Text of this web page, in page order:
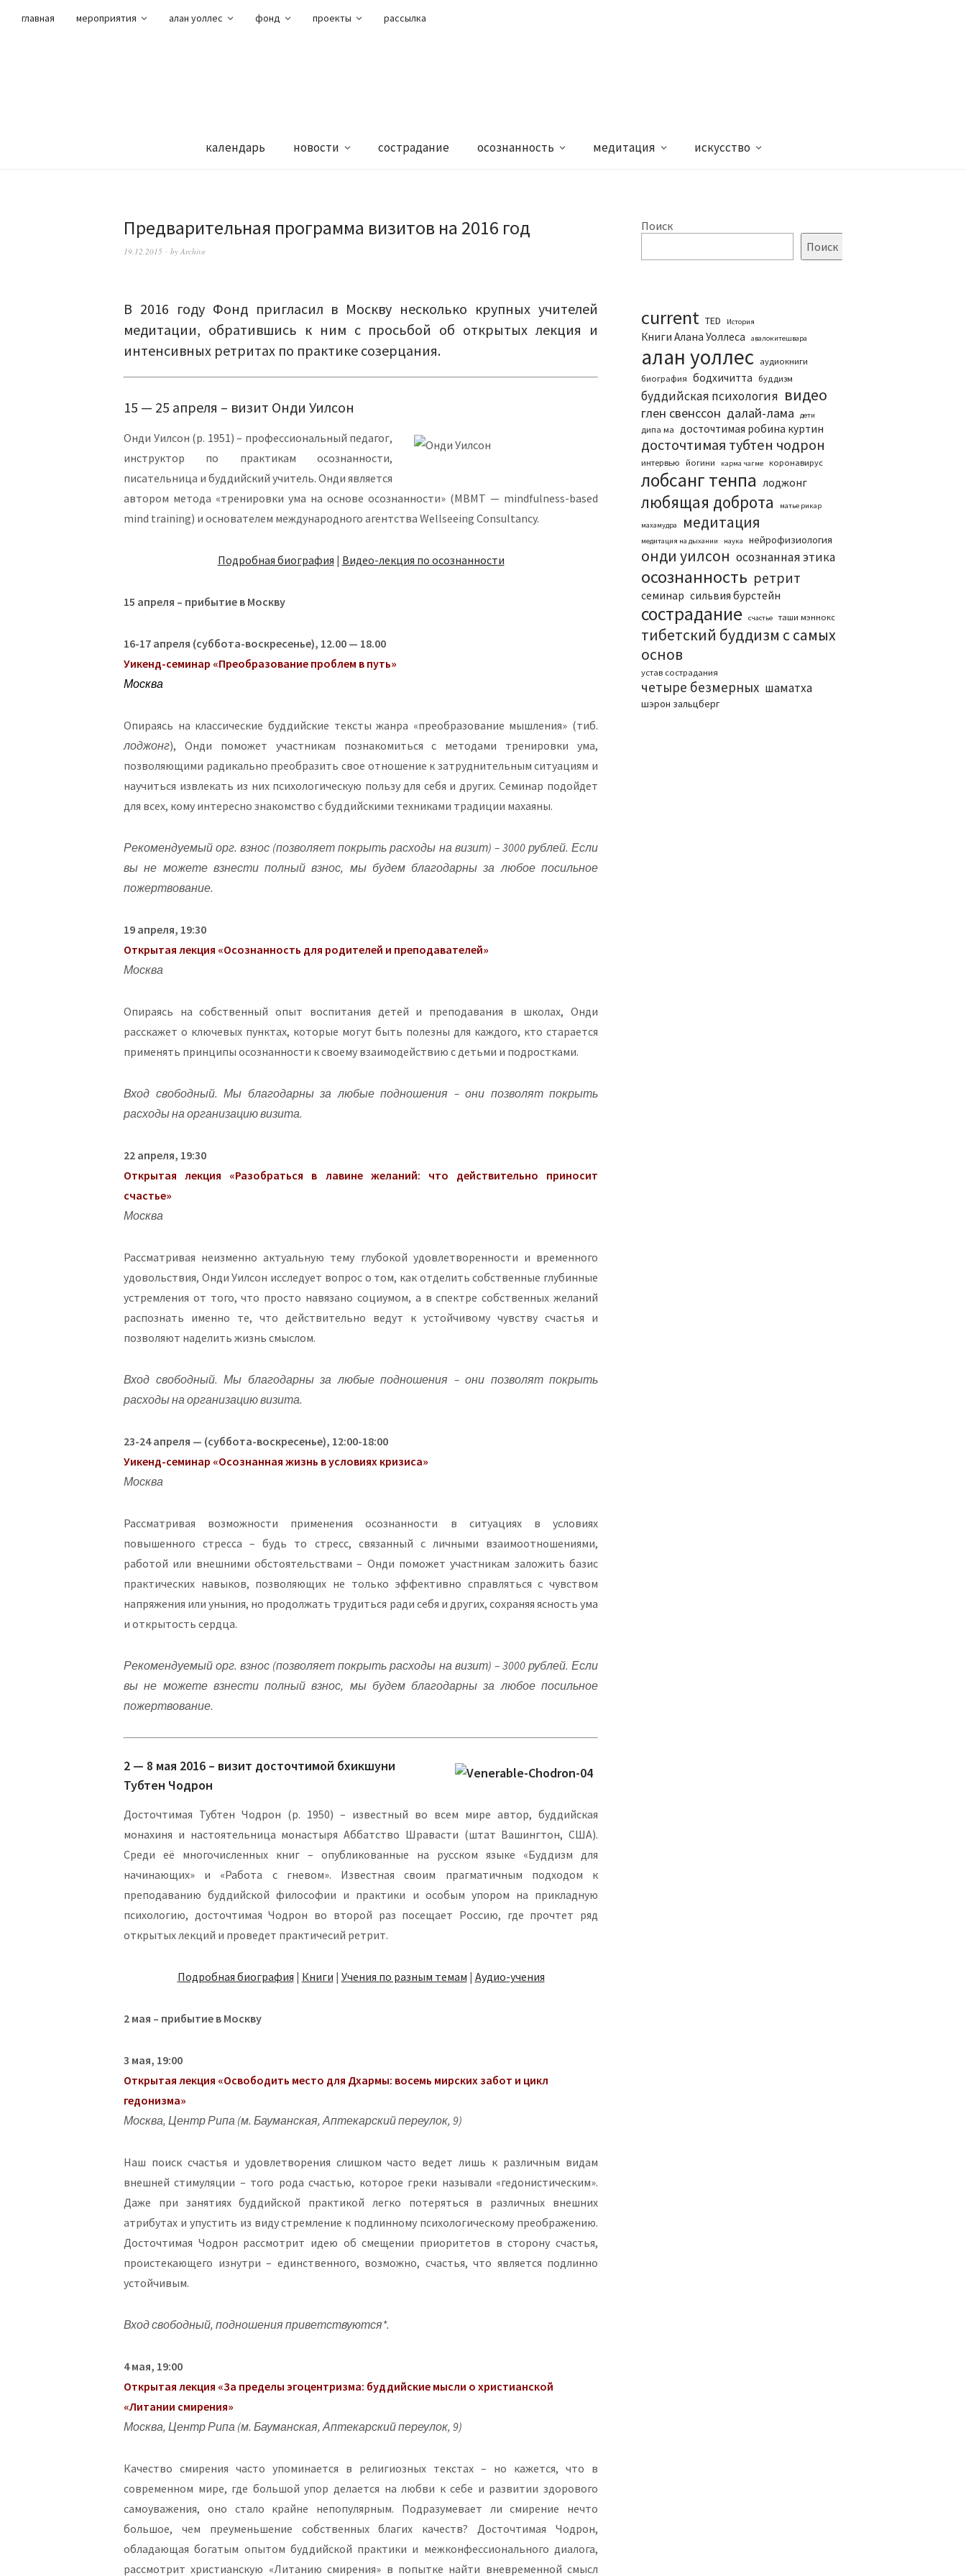
главная мероприятия алан уоллес фонд проекты рассылка
календарь новости сострадание осознанность медитация искусство
Предварительная программа визитов на 2016 год
19.12.2015 by Archive
В 2016 году Фонд пригласил в Москву несколько крупных учителей
медитации, обратившись к ним с просьбой об открытых лекция и
интенсивных ретритах по практике созерцания.
15 — 25 апреля – визит Онди Уилсон
Онди Уилсон (р. 1951) – профессиональный педагог,
инструктор по практикам осознанности,
писательница и буддийский учитель. Онди является
автором метода «тренировки ума на основе осознанности» (MBMT — mindfulness-based
mind training) и основателем международного агентства Wellseeing Consultancy.
Подробная биография | Видео-лекция по осознанности
15 апреля – прибытие в Москву
16-17 апреля (суббота-воскресенье), 12.00 — 18.00
Уикенд-семинар «Преобразование проблем в путь»
Москва
Опираясь на классические буддийские тексты жанра «преобразование мышления» (тиб.
лоджонг), Онди поможет участникам познакомиться с методами тренировки ума,
позволяющими радикально преобразить свое отношение к затруднительным ситуациям и
научиться извлекать из них психологическую пользу для себя и других. Семинар подойдет
для всех, кому интересно знакомство с буддийскими техниками традиции махаяны.
Рекомендуемый орг. взнос (позволяет покрыть расходы на визит) – 3000 рублей. Если
вы не можете взнести полный взнос, мы будем благодарны за любое посильное
пожертвование.
19 апреля, 19:30
Открытая лекция «Осознанность для родителей и преподавателей»
Москва
Опираясь на собственный опыт воспитания детей и преподавания в школах, Онди
расскажет о ключевых пунктах, которые могут быть полезны для каждого, кто старается
применять принципы осознанности к своему взаимодействию с детьми и подростками.
Вход свободный. Мы благодарны за любые подношения – они позволят покрыть
расходы на организацию визита.
22 апреля, 19:30
Открытая лекция «Разобраться в лавине желаний: что действительно приносит
счастье»
Москва
Рассматривая неизменно актуальную тему глубокой удовлетворенности и временного
удовольствия, Онди Уилсон исследует вопрос о том, как отделить собственные глубинные
устремления от того, что просто навязано социумом, а в спектре собственных желаний
распознать именно те, что действительно ведут к устойчивому чувству счастья и
позволяют наделить жизнь смыслом.
Вход свободный. Мы благодарны за любые подношения – они позволят покрыть
расходы на организацию визита.
23-24 апреля — (суббота-воскресенье), 12:00-18:00
Уикенд-семинар «Осознанная жизнь в условиях кризиса»
Москва
Рассматривая возможности применения осознанности в ситуациях в условиях
повышенного стресса – будь то стресс, связанный с личными взаимоотношениями,
работой или внешними обстоятельствами – Онди поможет участникам заложить базис
практических навыков, позволяющих не только эффективно справляться с чувством
напряжения или уныния, но продолжать трудиться ради себя и других, сохраняя ясность ума
и открытость сердца.
Рекомендуемый орг. взнос (позволяет покрыть расходы на визит) – 3000 рублей. Если
вы не можете взнести полный взнос, мы будем благодарны за любое посильное
пожертвование.
2 — 8 мая 2016 – визит досточтимой бхикшуни
Тубтен Чодрон
Досточтимая Тубтен Чодрон (р. 1950) – известный во всем мире автор, буддийская
монахиня и настоятельница монастыря Аббатство Шравасти (штат Вашингтон, США).
Среди её многочисленных книг – опубликованные на русском языке «Буддизм для
начинающих» и «Работа с гневом». Известная своим прагматичным подходом к
преподаванию буддийской философии и практики и особым упором на прикладную
психологию, досточтимая Чодрон во второй раз посещает Россию, где прочтет ряд
открытых лекций и проведет практичесий ретрит.
Подробная биография | Книги | Учения по разным темам | Аудио-учения
2 мая – прибытие в Москву
3 мая, 19:00
Открытая лекция «Освободить место для Дхармы: восемь мирских забот и цикл
гедонизма»
Москва, Центр Рипа (м. Бауманская, Аптекарский переулок, 9)
Наш поиск счастья и удовлетворения слишком часто ведет лишь к различным видам
внешней стимуляции – того рода счастью, которое греки называли «гедонистическим».
Даже при занятиях буддийской практикой легко потеряться в различных внешних
атрибутах и упустить из виду стремление к подлинному психологическому преображению.
Досточтимая Чодрон рассмотрит идею об смещении приоритетов в сторону счастья,
проистекающего изнутри – единственного, возможно, счастья, что является подлинно
устойчивым.
Вход свободный, подношения приветствуются*.
4 мая, 19:00
Открытая лекция «За пределы эгоцентризма: буддийские мысли о христианской
«Литании смирения»
Москва, Центр Рипа (м. Бауманская, Аптекарский переулок, 9)
Качество смирения часто упоминается в религиозных текстах – но кажется, что в
современном мире, где большой упор делается на любви к себе и развитии здорового
самоуважения, оно стало крайне непопулярным. Подразумевает ли смирение нечто
большое, чем преуменьшение собственных благих качеств? Досточтимая Чодрон,
обладающая богатым опытом буддийской практики и межконфессионального диалога,
рассмотрит христианскую «Литанию смирения» в попытке найти вневременной смысл
Поиск
Поиск
current TED История
Книги Алана Уоллеса авалокитешвара
алан уоллес
аудиокниги
биография бодхичитта буддизм
буддийская психология видео
глен свенссон далай-лама дети
дипа ма досточтимая робина куртин
досточтимая тубтен чодрон
интервью йогини карма чагме коронавирус
лобсанг тенпа лоджонг
любящая доброта матье рикар
махамудра медитация
медитация на дыхании наука нейрофизиология
онди уилсон осознанная этика
осознанность ретрит
семинар сильвия бурстейн
сострадание счастье таши мэннокс
тибетский буддизм с самых
основ
устав сострадания
четыре безмерных шаматха
шэрон зальцберг